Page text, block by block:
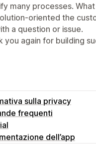
many processes.
oriented the
a question or issue.
you again for building
sulla privacy
frequenti
dell’app